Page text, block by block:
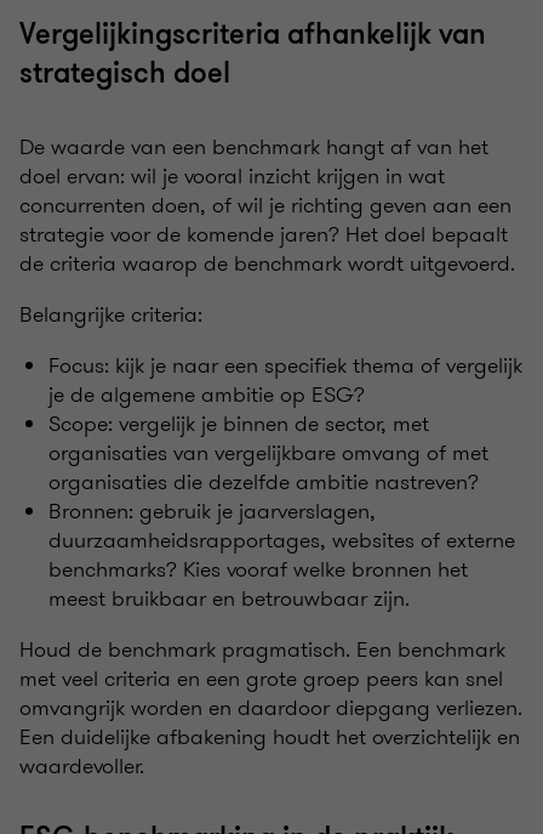
Vergelijkingscriteria afhankelijk van
strategisch doel
De waarde van een benchmark hangt af van het
doel ervan: wil je vooral inzicht krijgen in wat
concurrenten doen, of wil je richting geven aan een
strategie voor de komende jaren? Het doel bepaalt
de criteria waarop de benchmark wordt uitgevoerd.
Belangrijke criteria:
Focus: kijk je naar een specifiek thema of vergelijk
je de algemene ambitie op ESG?
Scope: vergelijk je binnen de sector, met
organisaties van vergelijkbare omvang of met
organisaties die dezelfde ambitie nastreven?
Bronnen: gebruik je jaarverslagen,
duurzaamheidsrapportages, websites of externe
benchmarks? Kies vooraf welke bronnen het
meest bruikbaar en betrouwbaar zijn.
Houd de benchmark pragmatisch. Een benchmark
met veel criteria en een grote groep peers kan snel
omvangrijk worden en daardoor diepgang verliezen.
Een duidelijke afbakening houdt het overzichtelijk en
waardevoller.